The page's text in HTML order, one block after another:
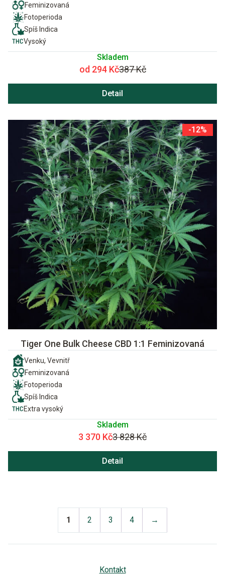
Feminizovaná
Fotoperioda
Spíš Indica
Vysoký
Skladem
od 294 Kč387 Kč
Detail
-12%
Tiger One Bulk Cheese CBD 1:1 Feminizovaná
Venku, Vevnitř
Feminizovaná
Fotoperioda
Spíš Indica
Extra vysoký
Skladem
3 370 Kč3 828 Kč
Detail
1 2 3 4 →
Kontakt